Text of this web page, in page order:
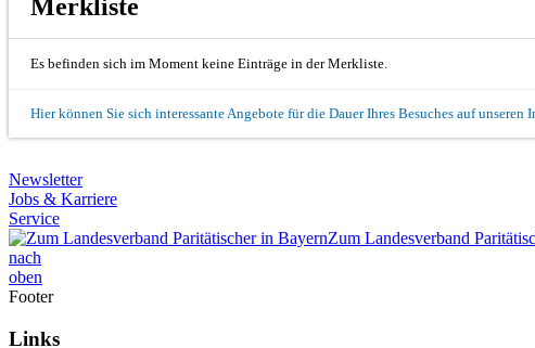
Merkliste
Es befinden sich im Moment keine Einträge in der Merkliste.
Hier können Sie sich interessante Angebote für die Dauer Ihres Besuches auf unseren
Newsletter
Jobs & Karriere
Service
Zum Landesverband
nach
oben
Footer
Links